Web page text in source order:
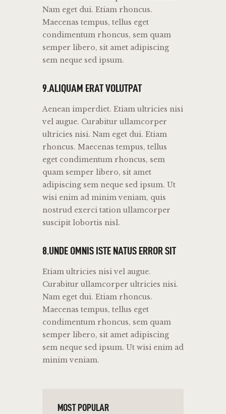
Nam eget dui. Etiam rhoncus.
Maecenas tempus, tellus eget
condimentum rhoncus, sem quam
semper libero, sit amet adipiscing
sem neque sed ipsum.
9.ALIQUAM ERAT VOLUTPAT
Aenean imperdiet. Etiam ultricies nisi
vel augue. Curabitur ullamcorper
ultricies nisi. Nam eget dui. Etiam
rhoncus. Maecenas tempus, tellus
eget condimentum rhoncus, sem
quam semper libero, sit amet
adipiscing sem neque sed ipsum. Ut
wisi enim ad minim veniam, quis
nostrud exerci tation ullamcorper
suscipit lobortis nisl.
8.UNDE OMNIS ISTE NATUS ERROR SIT
Etiam ultricies nisi vel augue.
Curabitur ullamcorper ultricies nisi.
Nam eget dui. Etiam rhoncus.
Maecenas tempus, tellus eget
condimentum rhoncus, sem quam
semper libero, sit amet adipiscing
sem neque sed ipsum. Ut wisi enim ad
minim veniam.
MOST POPULAR